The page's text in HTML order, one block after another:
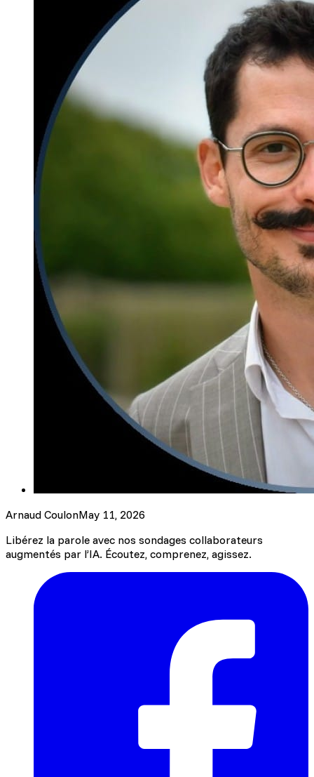
Arnaud CoulonMay 11, 2026
Libérez la parole avec nos sondages collaborateurs
augmentés par l’IA. Écoutez, comprenez, agissez.